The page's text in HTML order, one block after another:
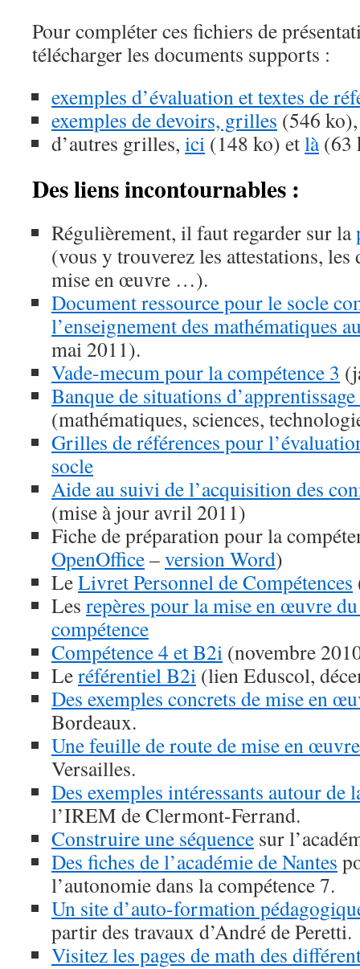
Pour compléter ces fichiers de
télécharger les documents supports :
exemples d’évaluation et textes de
exemples de devoirs, grilles (546 ko),
d’autres grilles, ici (148 ko) etlà(63
Des liens incontournables :
Régulièrement, il faut regarder sur la
(vous y trouverez les attestations,
mise en œuvre …).
Document ressource pour le socle
l’enseignement des mathématiques
mai 2011).
Vade-mecum pour la compétence 3
Banque de situations
(mathématiques, sciences,
Grilles de références pour
socle
Aide au suivi de l’acquisition des
(mise à jour avril 2011)
Fiche de préparation pour la
OpenOffice–version Word)
LeLivret Personnel de Compétences
Les repères pour la mise en œuvre
compétence
Compétence 4 et B2i (novembre
Leréférentiel B2i (lien Eduscol,
Des exemples concrets de mise en
Bordeaux.
Une feuille de route de mise en œuvre
Versailles.
Des exemples intéressants autour de
l’IREM de Clermont-Ferrand.
Construire une séquence sur
Des fiches de l’académie de Nantes
l’autonomie dans la compétence 7.
Un site d’auto-formation
partir des travaux d’André de Peretti.
Visitez les pages de math des